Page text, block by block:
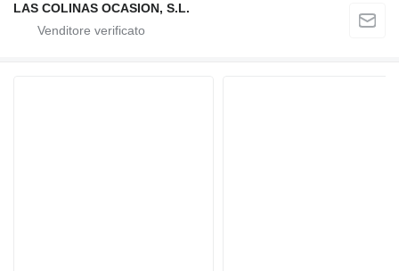
LAS COLINAS OCASION, S.L.